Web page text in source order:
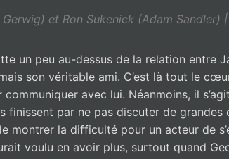
Gerwig) et Ron Sukenick (Adam
un peu au-dessus de la relation entre
son véritable ami. C’est là tout le
communiquer avec lui. Néanmoins, il
finissent par ne pas discuter de grandes
montrer la difficulté pour un acteur de
voulu en avoir plus, surtout quand